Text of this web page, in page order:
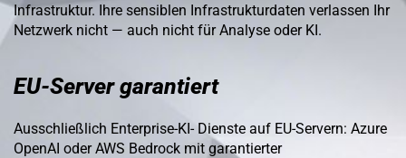
Infrastruktur. Ihre sensiblen Infrastrukturdaten verlassen Ihr
Netzwerk nicht — auch nicht für Analyse oder KI.
EU-Server garantiert
Ausschließlich Enterprise-KI- Dienste auf EU-Servern: Azure
OpenAI oder AWS Bedrock mit garantierter